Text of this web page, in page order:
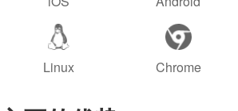
Linux Chrome